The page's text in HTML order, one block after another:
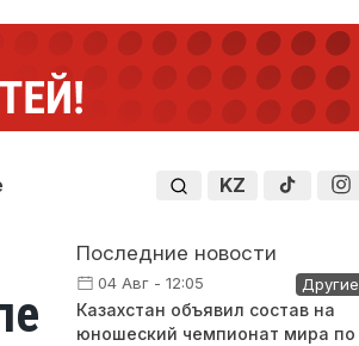
KZ
Последние новости
04 Авг - 12:05 Другие
Казахстан объявил состав на
юношеский чемпионат мира по